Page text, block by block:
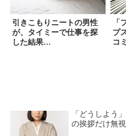
引きこもりニートの男性
が、タイミーで仕事を探
した結果…
「
プ
コ
「どうしよう
の挨拶だけ無